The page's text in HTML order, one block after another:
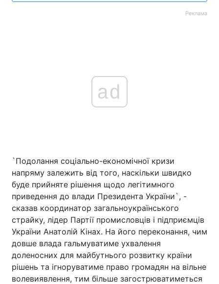
Реклама
ad
`Подолання соціально-економічної кризи
напряму залежить від того, наскільки швидко
буде прийняте рішення щодо легітимного
приведення до влади Президента України`, -
сказав координатор загальноукраїнського
страйку, лідер Партії промисловців і підприємців
України Анатолій Кінах. На його переконання, чим
довше влада гальмуватиме ухвалення
доленосних для майбутнього розвитку країни
рішень та ігноруватиме право громадян на вільне
волевиявлення, тим більше загострюватиметься